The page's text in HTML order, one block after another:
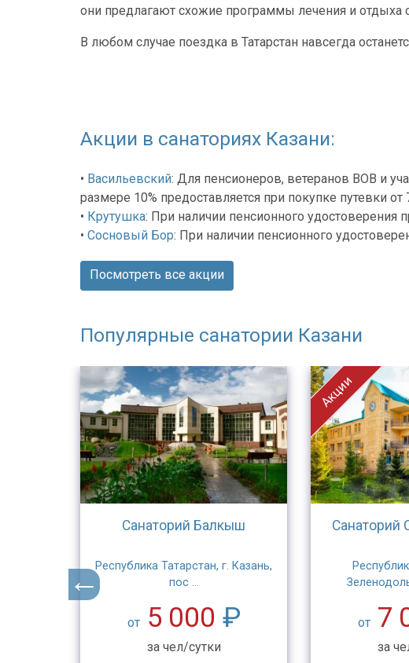
они предлагают схожие программы лечения и отдыха
В любом случае поездка в Татарстан навсегда
Акции в санаториях Казани:
• Васильевский: Для пенсионеров, ветеранов ВОВ и
размере 10% предоставляется при покупке путевки от
• Крутушка: При наличии пенсионного удостоверения
• Сосновый Бор: При наличии пенсионного
Посмотреть все акции
Популярные санатории Казани
Санаторий Балкыш
Республика Татарстан, г. Казань,
пос ...
от 5 000 ₽
за чел/сутки
Акции
Санаторий
от 7
за